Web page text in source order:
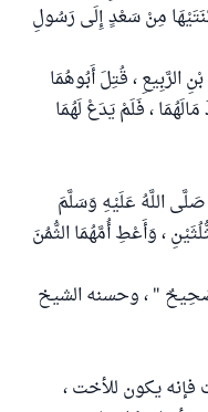
مِنْ سَعْدٍ إِلَى رَسُولِ
الرَّبِيعِ ، قُتِلَ أَبُوهُمَا
، فَلَمْ يَدَعْ لَهُمَا
اللَّهُ عَلَيْهِ وَسَلَّمَ
، وَأَعْطِ أُمَّهُمَا الثُّمُنَ
" ، وحسنه الشيخ
فإنه يكون للأخت ،